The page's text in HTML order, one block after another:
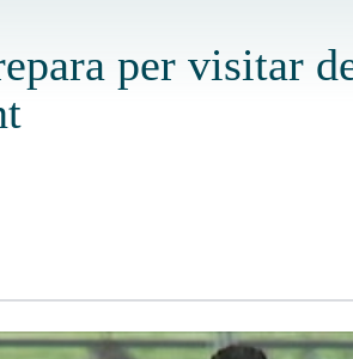
per visitar